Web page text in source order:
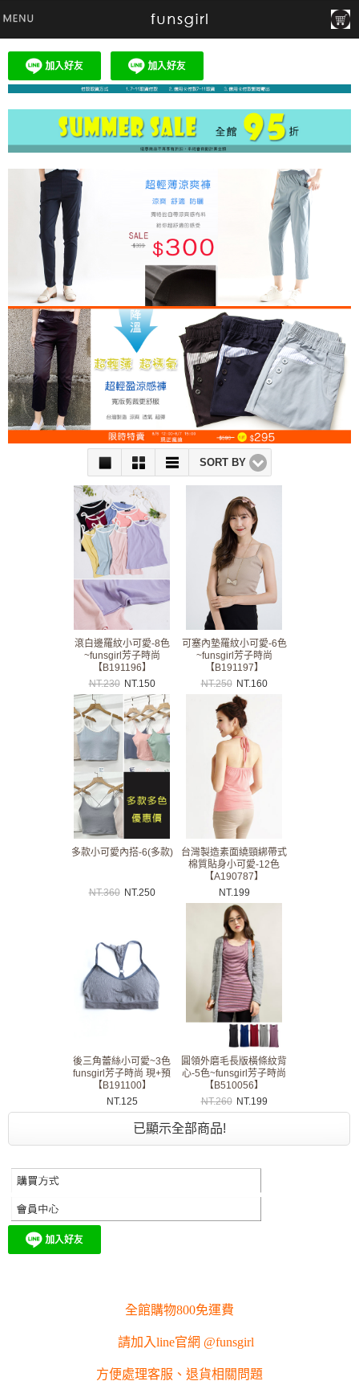
SORT BY
滾白邊羅紋小可愛-8色
~funsgirl芳子時尚
【B191196】
NT.230 NT.150
可塞內墊羅紋小可愛-6色
~funsgirl芳子時尚
【B191197】
NT.250 NT.160
多款小可愛內搭-6(多款)
NT.360 NT.250
台灣製造素面繞頸綁帶式
棉質貼身小可愛-12色
【A190787】
NT.199
後三角蕾絲小可愛~3色
funsgirl芳子時尚 現+預
【B191100】
NT.125
圓領外磨毛長版橫條紋背
心-5色~funsgirl芳子時尚
【B510056】
NT.260 NT.199
已顯示全部商品!
全館購物800免運費
請加入line官網 @funsgirl
方便處理客服、退貨相關問題